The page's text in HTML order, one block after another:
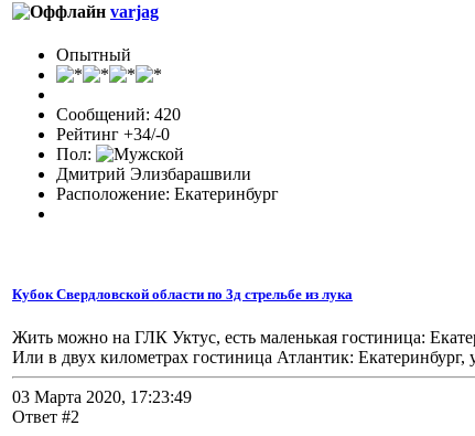
varjag
Опытный
Сообщений: 420
Рейтинг +34/-0
Пол:
Дмитрий Элизбарашвили
Расположение: Екатеринбург
Кубок Свердловской области по 3д стрельбе из лука
Жить можно на ГЛК Уктус, есть маленькая гостиница:
Или в двух километрах гостиница Атлантик:
03 Марта 2020, 17:23:49
Ответ #2